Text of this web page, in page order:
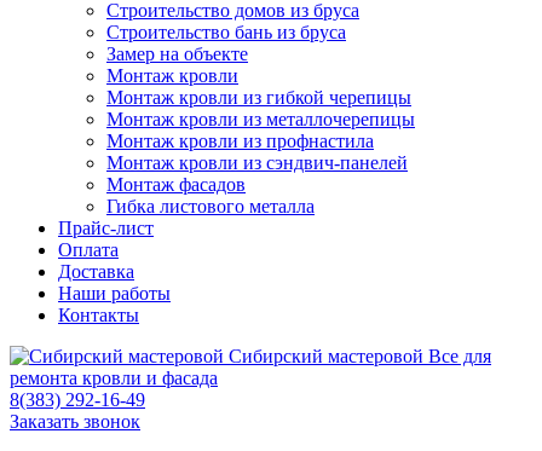
Строительство домов из бруса
Строительство бань из бруса
Замер на объекте
Монтаж кровли
Монтаж кровли из гибкой черепицы
Монтаж кровли из металлочерепицы
Монтаж кровли из профнастила
Монтаж кровли из сэндвич-панелей
Монтаж фасадов
Гибка листового металла
Прайс-лист
Оплата
Доставка
Наши работы
Контакты
Сибирский мастеровой Все для
ремонта кровли и фасада
8(383) 292-16-49
Заказать звонок